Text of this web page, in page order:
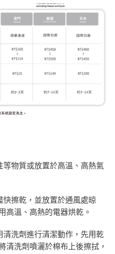
等物質或放置於高溫、高熱氣
快擦乾，並放置於通風處晾
高溫、高熱的電器烘乾。
清洗劑進行清潔動作，先用乾
清洗劑噴灑於棉布上後擦拭，